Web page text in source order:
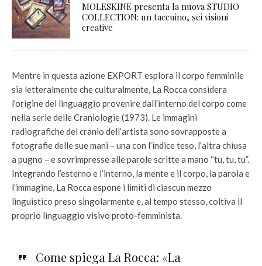
MOLESKINE presenta la nuova STUDIO
COLLECTION: un taccuino, sei visioni
creative
Mentre in questa azione EXPORT esplora il corpo femminile
sia letteralmente che culturalmente, La Rocca considera
l’origine del linguaggio provenire dall’interno del corpo come
nella serie delle Craniologie (1973). Le immagini
radiografiche del cranio dell’artista sono sovrapposte a
fotografie delle sue mani – una con l’indice teso, l’altra chiusa
a pugno – e sovrimpresse alle parole scritte a mano “tu, tu, tu”.
Integrando l’esterno e l’interno, la mente e il corpo, la parola e
l’immagine, La Rocca espone i limiti di ciascun mezzo
linguistico preso singolarmente e, al tempo stesso, coltiva il
proprio linguaggio visivo proto-femminista.
Come spiega La Rocca: «La